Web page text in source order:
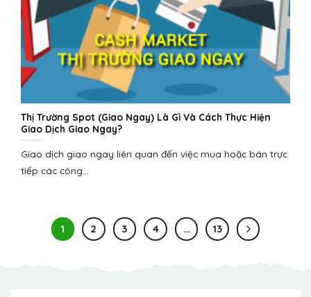
Thị Trường Spot (Giao Ngay) Là Gì Và Cách Thực Hiện
Giao Dịch Giao Ngay?
Giao dịch giao ngay liên quan đến việc mua hoặc bán trực
tiếp các công...
1 2 3 4 … 13